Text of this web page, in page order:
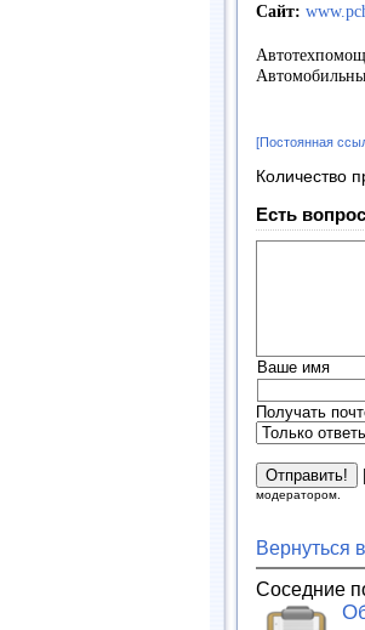
Сайт:
[Постоянная
Количество
Есть
Ваше имя
Получать
модератором.
Вернуться
Соседние